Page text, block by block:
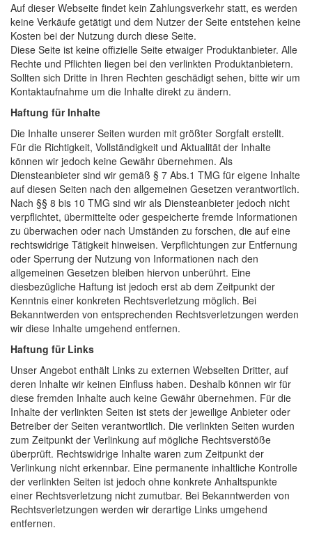
Auf dieser Webseite findet kein Zahlungsverkehr statt, es werden
keine Verkäufe getätigt und dem Nutzer der Seite entstehen keine
Kosten bei der Nutzung durch diese Seite.
Diese Seite ist keine offizielle Seite etwaiger Produktanbieter. Alle
Rechte und Pflichten liegen bei den verlinkten Produktanbietern.
Sollten sich Dritte in Ihren Rechten geschädigt sehen, bitte wir um
Kontaktaufnahme um die Inhalte direkt zu ändern.
Haftung für Inhalte
Die Inhalte unserer Seiten wurden mit größter Sorgfalt erstellt.
Für die Richtigkeit, Vollständigkeit und Aktualität der Inhalte
können wir jedoch keine Gewähr übernehmen. Als
Diensteanbieter sind wir gemäß § 7 Abs.1 TMG für eigene Inhalte
auf diesen Seiten nach den allgemeinen Gesetzen verantwortlich.
Nach §§ 8 bis 10 TMG sind wir als Diensteanbieter jedoch nicht
verpflichtet, übermittelte oder gespeicherte fremde Informationen
zu überwachen oder nach Umständen zu forschen, die auf eine
rechtswidrige Tätigkeit hinweisen. Verpflichtungen zur Entfernung
oder Sperrung der Nutzung von Informationen nach den
allgemeinen Gesetzen bleiben hiervon unberührt. Eine
diesbezügliche Haftung ist jedoch erst ab dem Zeitpunkt der
Kenntnis einer konkreten Rechtsverletzung möglich. Bei
Bekanntwerden von entsprechenden Rechtsverletzungen werden
wir diese Inhalte umgehend entfernen.
Haftung für Links
Unser Angebot enthält Links zu externen Webseiten Dritter, auf
deren Inhalte wir keinen Einfluss haben. Deshalb können wir für
diese fremden Inhalte auch keine Gewähr übernehmen. Für die
Inhalte der verlinkten Seiten ist stets der jeweilige Anbieter oder
Betreiber der Seiten verantwortlich. Die verlinkten Seiten wurden
zum Zeitpunkt der Verlinkung auf mögliche Rechtsverstöße
überprüft. Rechtswidrige Inhalte waren zum Zeitpunkt der
Verlinkung nicht erkennbar. Eine permanente inhaltliche Kontrolle
der verlinkten Seiten ist jedoch ohne konkrete Anhaltspunkte
einer Rechtsverletzung nicht zumutbar. Bei Bekanntwerden von
Rechtsverletzungen werden wir derartige Links umgehend
entfernen.